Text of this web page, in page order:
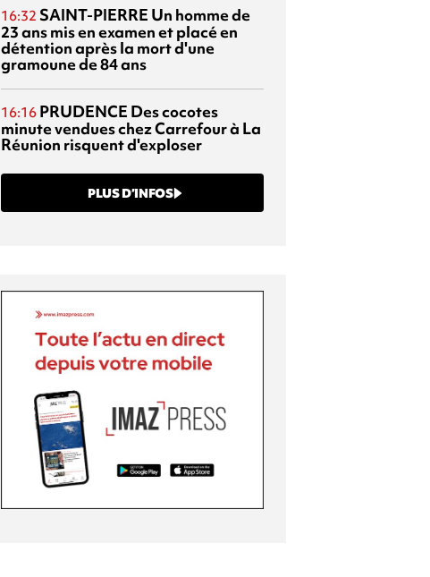
16:32 SAINT-PIERRE Un homme de
23 ans mis en examen et placé en
détention après la mort d'une
gramoune de 84 ans
16:16 PRUDENCE Des cocotes
minute vendues chez Carrefour à La
Réunion risquent d'exploser
PLUS D’INFOS